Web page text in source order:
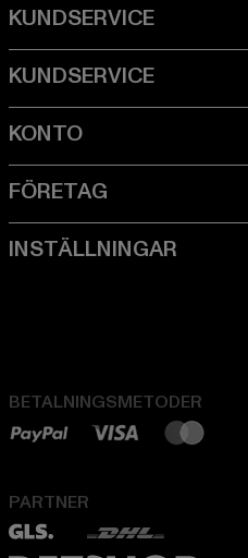
BETALNINGSMETODER
PARTNER